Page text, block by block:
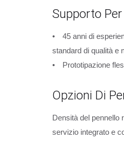
Supporto
• 45 anni di
standard di qualità e
• Prototipazione
Opzioni Di
Densità del pennello
servizio integrato e